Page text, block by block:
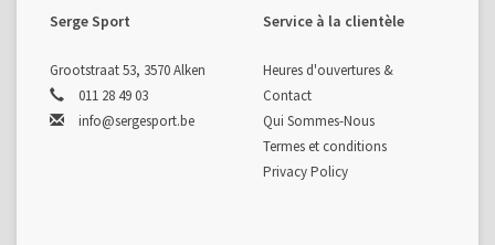
Serge Sport
Grootstraat 53, 3570 Alken
011 28 49 03
info@sergesport.be
Service à la clientèle
Heures d'ouvertures &
Contact
Qui Sommes-Nous
Termes et conditions
Privacy Policy